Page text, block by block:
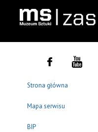
Strona główna
Mapa serwisu
BIP